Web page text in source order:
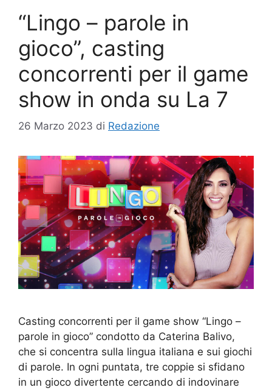
“Lingo – parole in
gioco”, casting
concorrenti per il game
show in onda su La 7
26 Marzo 2023 di Redazione
Casting concorrenti per il game show “Lingo –
parole in gioco” condotto da Caterina Balivo,
che si concentra sulla lingua italiana e sui giochi
di parole. In ogni puntata, tre coppie si sfidano
in un gioco divertente cercando di indovinare